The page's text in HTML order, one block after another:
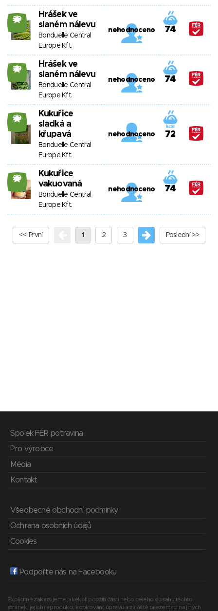
20
Hrášek ve
slaném nálevu
Bonduelle Central
Europe Kft.
nehodnoceno 74
20
Hrášek ve
slaném nálevu
Bonduelle Central
Europe Kft.
nehodnoceno 74
20
Kukuřice
sladká a
křupavá
Bonduelle Central
Europe Kft.
nehodnoceno 72
20
Kukuřice
vakuovaná
Bonduelle Central
Europe Kft.
nehodnoceno 74
<< První 1 2 3 Poslední >>
Spolek FÉR potravina
Pro výrobce
Média
Kontakt
Všeobecné obchodní podmínky
Ochrana osobních údajů
Cookies
Podpořte nás na Facebooku
Explicitně zakazujeme jakékoli použití části nebo celého obsahu těchto
stránek, jejich reprodukci, kopírování, úpravu a zvláště prezentaci na jiných